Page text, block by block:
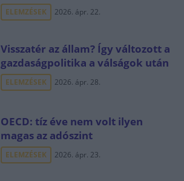
ELEMZÉSEK 2026. ápr. 22.
Visszatér az állam? Így változott a
gazdaságpolitika a válságok után
ELEMZÉSEK 2026. ápr. 28.
OECD: tíz éve nem volt ilyen
magas az adószint
ELEMZÉSEK 2026. ápr. 23.